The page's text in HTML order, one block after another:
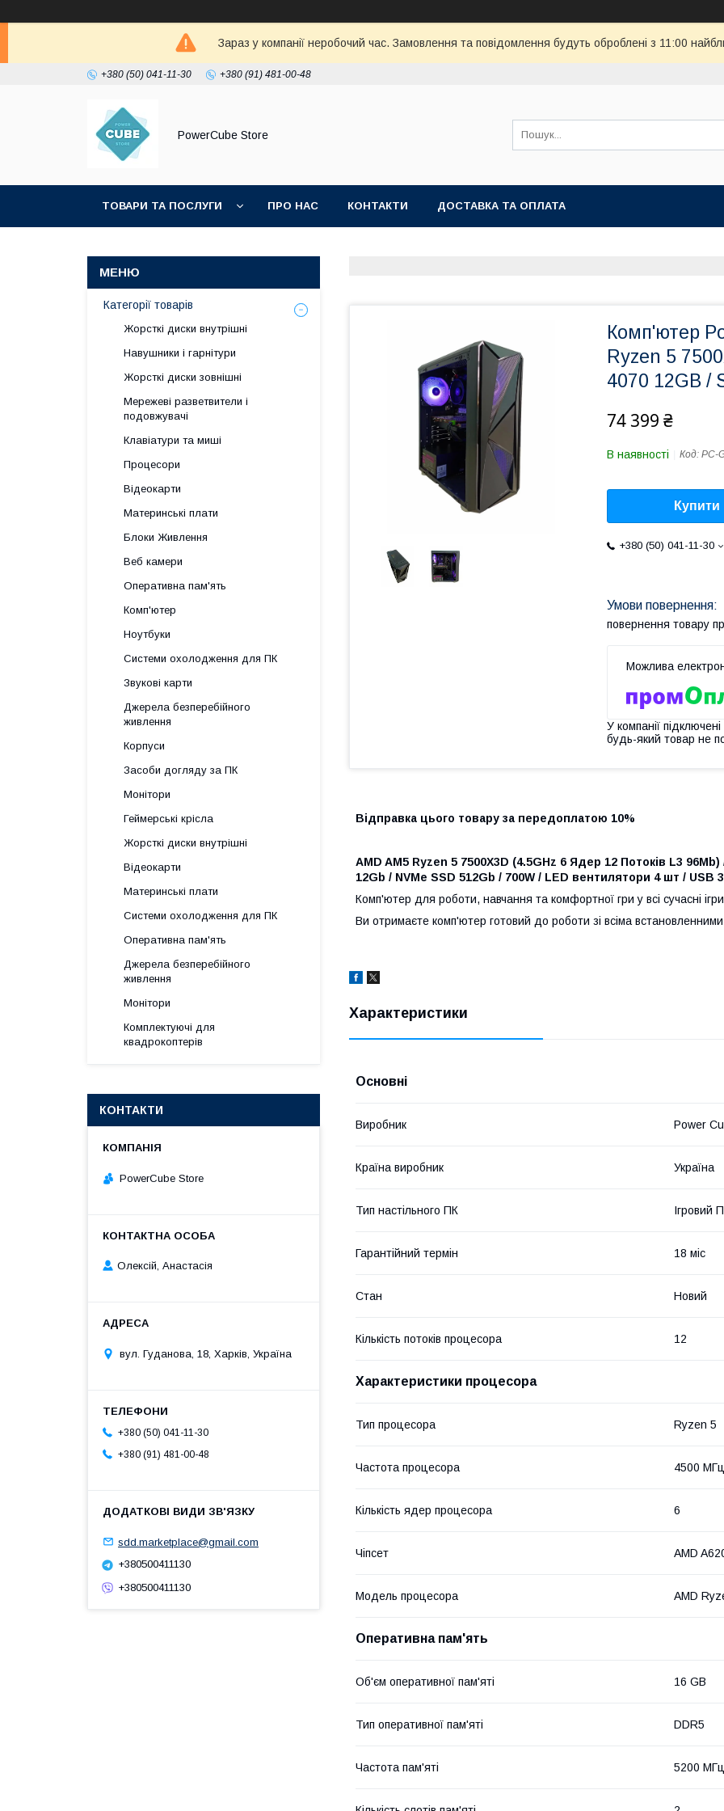
Зараз у компанії неробочий час. Замовлення та повідомлення будуть оброблені з 11:00
+380 (50) 041-11-30 +380 (91) 481-00-48
PowerCube Store
ТОВАРИ ТА ПОСЛУГИ ПРО НАС КОНТАКТИ ДОСТАВКА ТА ОПЛАТА
Комп'ютер
Ryzen 5
4070 12GB /
74 399 ₴
В наявності Код: PC-
Купити
+380 (50) 041-11-30
повернення товару
У компанії
будь-який товар не
Відправка цього товару за передоплатою 10%
AMD AM5 Ryzen 5 7500X3D (4.5GHz 6 Ядер 12 Потоків L3
12Gb / NVMe SSD 512Gb / 700W / LED вентилятори 4 шт / USB
Комп'ютер для роботи, навчання та комфортної гри у всі сучасні
Ви отримаєте комп'ютер готовий до роботи зі всіма встановленними
Характеристики
Основні
Виробник Power
Країна виробник Україна
Тип настільного ПК Ігровий
Гарантійний термін 18 міс
Стан Новий
Кількість потоків процесора 12
Характеристики процесора
Тип процесора Ryzen 5
Частота процесора 4500 МГц
Кількість ядер процесора 6
Чіпсет AMD
Модель процесора AMD
Оперативна пам'ять
Об'єм оперативної пам'яті 16 GB
Тип оперативної пам'яті DDR5
Частота пам'яті 5200 МГц
Категорії товарів
Жорсткі диски внутрішні
Навушники і гарнітури
Жорсткі диски зовнішні
Мережеві разветвители і
подовжувачі
Клавіатури та миші
Процесори
Відеокарти
Материнські плати
Блоки Живлення
Веб камери
Оперативна пам'ять
Комп'ютер
Ноутбуки
Системи охолодження для ПК
Звукові карти
Джерела безперебійного
живлення
Корпуси
Засоби догляду за ПК
Монітори
Геймерські крісла
Жорсткі диски внутрішні
Відеокарти
Материнські плати
Системи охолодження для ПК
Оперативна пам'ять
Джерела безперебійного
живлення
Монітори
Комплектуючі для
квадрокоптерів
КОНТАКТИ
PowerCube Store
Олексій, Анастасія
вул. Гуданова, 18, Харків, Україна
+380 (50) 041-11-30
+380 (91) 481-00-48
sdd.marketplace@gmail.com
+380500411130
+380500411130